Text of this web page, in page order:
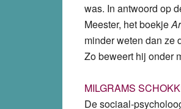
was. In antwoord op
Meester, het boekje
minder weten dan ze
Zo beweert hij onder
MILGRAMS
De sociaal-